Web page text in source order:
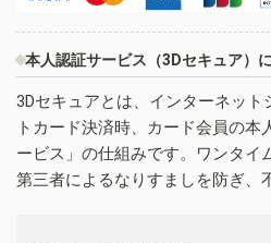
本人認証サービス（3Dセキュア）
3Dセキュアとは、インターネット
トカード決済時、カード会員の本
ービス」の仕組みです。ワンタイ
第三者によるなりすましを防ぎ、